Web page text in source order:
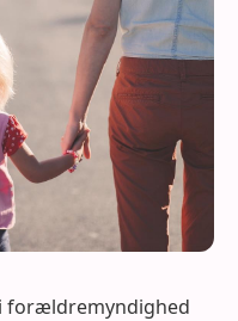
forældremyndighed